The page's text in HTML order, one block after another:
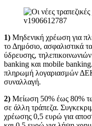
1) Μηδενική χρέωση για
το Δημόσιο, ασφαλιστικά
ύδρευσης,
banking και mobile
πληρωμή λογαριασμών
συναλλαγή.
2) Μείωση 50% έως 80%
σε άλλη τράπεζα.
χρέωσης 0,5 ευρώ για